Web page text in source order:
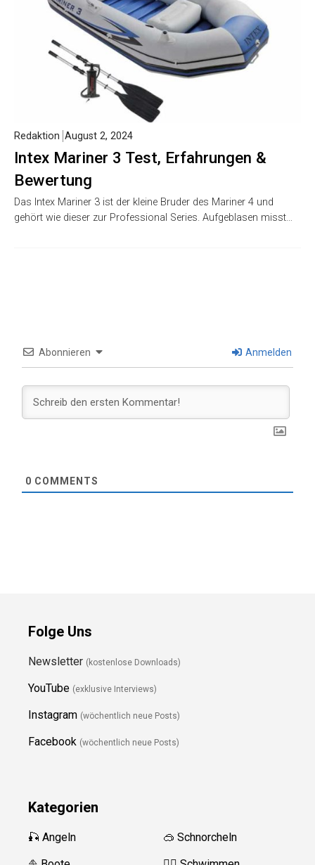
Intex Mariner 3 Test, Erfahrungen &
Bewertung
Redaktion August 2, 2024
Das Intex Mariner 3 ist der kleine Bruder des Mariner 4 und
gehört wie dieser zur Professional Series. Aufgeblasen misst…
Abonnieren Anmelden
0 COMMENTS
Folge Uns
Newsletter (kostenlose Downloads)
YouTube (exklusive Interviews)
Instagram (wöchentlich neue Posts)
Facebook (wöchentlich neue Posts)
Kategorien
🎣 Angeln
🥽 Schnorcheln